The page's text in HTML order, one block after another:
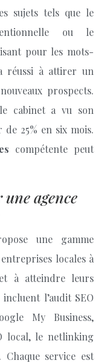
sujets tels que le
ou le
pour les mots-
réussi à attirer un
prospects.
cabinet a vu son
25% en six mois.
compétente peut
agence
une gamme
locales à
à atteindre leurs
l’audit SEO
My Business,
local, le netlinking
service est